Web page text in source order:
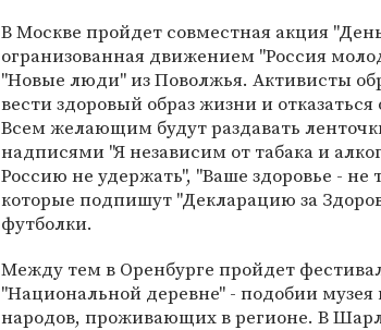
В Москве пройдет совместная акция
огранизованная движением "Россия
"Новые люди" из Поволжья. Активисты
вести здоровый образ жизни и отказаться
Всем желающим будут раздавать
надписями "Я независим от табака и
Россию не удержать", "Ваше здоровье - не
которые подпишут "Декларацию за
футболки.
Между тем в Оренбурге пройдет
"Национальной деревне" - подобии
народов, проживающих в регионе. В